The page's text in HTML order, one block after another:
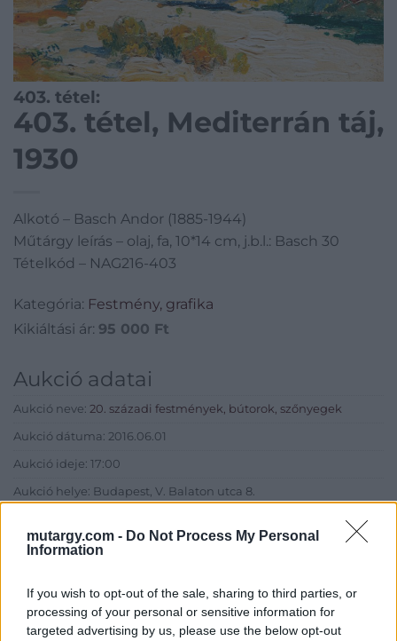
mutargy.com - Do Not Process My Personal
Information
If you wish to opt-out of the sale, sharing to third parties, or
processing of your personal or sensitive information for
targeted advertising by us, please use the below opt-out
403. tétel:
403. tétel, Mediterrán táj,
1930
Alkotó – Basch Andor (1885-1944)
Műtárgy leírás – olaj, fa, 10*14 cm, j.b.l.: Basch 30
Tételkód – NAG216-403
Kategória: Festmény, grafika
Kikiáltási ár: 95 000 Ft
Aukció adatai
Aukció neve: 20. századi festmények, bútorok, szőnyegek
Aukció dátuma: 2016.06.01
Aukció ideje: 17:00
Aukció helye: Budapest, V. Balaton utca 8.
Eladó:Nagyházi Galéria és